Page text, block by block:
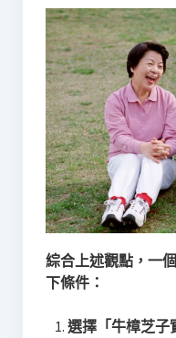
綜合上述觀點，一
下條件：
選擇「牛樟芝子